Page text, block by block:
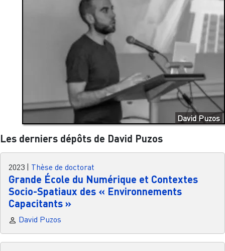
David Puzos
Les derniers dépôts de David Puzos
2023 Thèse de doctorat
Grande École du Numérique et Contextes
Socio-Spatiaux des « Environnements
Capacitants »
David Puzos